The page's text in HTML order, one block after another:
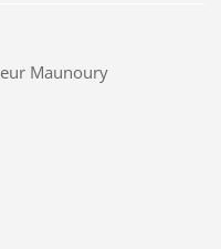
Maunoury